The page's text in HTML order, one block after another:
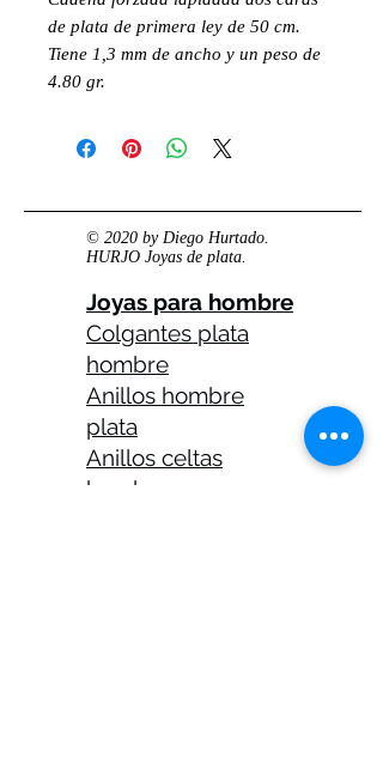
de plata de primera ley de 50 cm.
Tiene 1,3 mm de ancho y un peso de
4.80 gr.
© 2020 by Diego Hurtado.
HURJO Joyas de plata.
Joyas para hombre
Colgantes plata
hombre
Anillos hombre
plata
Anillos celtas
hombre